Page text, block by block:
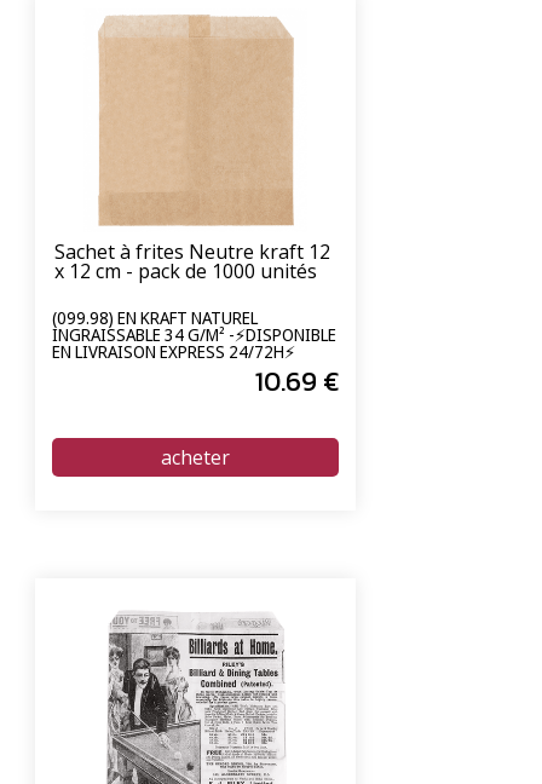
Sachet à frites Neutre kraft 12
x 12 cm - pack de 1000 unités
(099.98) EN KRAFT NATUREL
INGRAISSABLE 34 G/M² -⚡DISPONIBLE
EN LIVRAISON EXPRESS 24/72H⚡
10.69 €